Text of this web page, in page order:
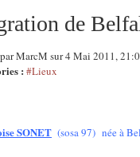
de
MarcM sur 4 Mai 2011,
: #Lieux
SONET (sosa 97) née à